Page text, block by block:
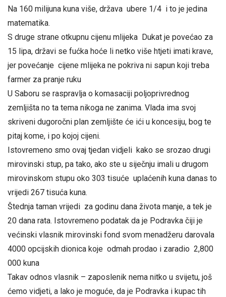
Na 160 milijuna kuna više, država ubere 1/4 i to je jedina
matematika.
S druge strane otkupnu cijenu mlijeka Dukat je povećao za
15 lipa, državi se fućka hoće li netko više htjeti imati krave,
jer povećanje cijene mlijeka ne pokriva ni sapun koji treba
farmer za pranje ruku
U Saboru se raspravlja o komasaciji poljoprivrednog
zemljišta no ta tema nikoga ne zanima. Vlada ima svoj
skriveni dugoročni plan zemljište će ići u koncesiju, bog te
pitaj kome, i po kojoj cijeni.
Istovremeno smo ovaj tjedan vidjeli kako se srozao drugi
mirovinski stup, pa tako, ako ste u siječnju imali u drugom
mirovinskom stupu oko 303 tisuće uplaćenih kuna danas to
vrijedi 267 tisuća kuna.
Štednja taman vrijedi za godinu dana života manje, a tek je
20 dana rata. Istovremeno podatak da je Podravka čiji je
većinski vlasnik mirovinski fond svom menadžeru darovala
4000 opcijskih dionica koje odmah prodao i zaradio 2,800
000 kuna
Takav odnos vlasnik – zaposlenik nema nitko u svijetu, još
ćemo vidjeti, a lako je moguće, da je Podravka i kupac tih